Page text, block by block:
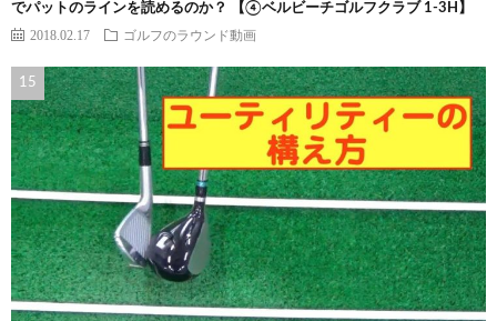
でパットのラインを読めるのか？ 【④ベルビーチゴルフクラブ 1-3H】
2018.02.17 ゴルフのラウンド動画